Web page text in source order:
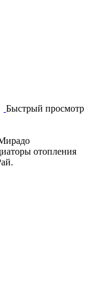
Быстрый просмотр
отопления